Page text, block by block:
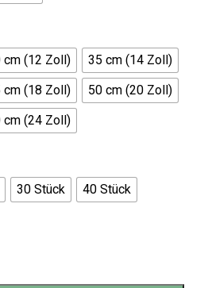
cm (12 Zoll)
35 cm (14 Zoll)
cm (18 Zoll)
50 cm (20 Zoll)
cm (24 Zoll)
30 Stück
40 Stück